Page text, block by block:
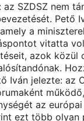
SZDSZ nem
Pető
a
vitatta
azok közül
Iván jelezte: az
az
ezt több